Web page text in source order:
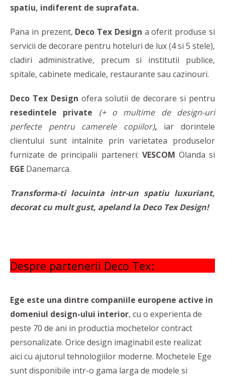
spatiu, indiferent de suprafata.
Pana in prezent, Deco Tex Design a oferit produse si
servicii de decorare pentru hoteluri de lux (4 si 5 stele),
cladiri administrative, precum si institutii publice,
spitale, cabinete medicale, restaurante sau cazinouri.
Deco Tex Design ofera solutii de decorare si pentru
resedintele private (+ o multime de design-uri
perfecte pentru camerele copiilor), iar dorintele
clientului sunt intalnite prin varietatea produselor
furnizate de principalii parteneri: VESCOM Olanda si
EGE Danemarca.
Transforma-ti locuinta intr-un spatiu luxuriant,
decorat cu mult gust, apeland la Deco Tex Design!
Despre partenerii Deco Tex:
Ege este una dintre companiile europene active in
domeniul design-ului interior, cu o experienta de
peste 70 de ani in productia mochetelor contract
personalizate. Orice design imaginabil este realizat
aici cu ajutorul tehnologiilor moderne. Mochetele Ege
sunt disponibile intr-o gama larga de modele si